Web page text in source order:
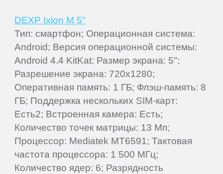
DEXP Ixion M 5"
Тип: смартфон; Операционная система:
Android; Версия операционной системы:
Android 4.4 KitKat; Размер экрана: 5";
Разрешение экрана: 720x1280;
Оперативная память: 1 ГБ; Флэш-память: 8
ГБ; Поддержка нескольких SIM-карт:
Есть2; Встроенная камера: Есть;
Количество точек матрицы: 13 Мп;
Процессор: Mediatek MT6591; Тактовая
частота процессора: 1 500 МГц;
Количество ядер: 6; Разрядность